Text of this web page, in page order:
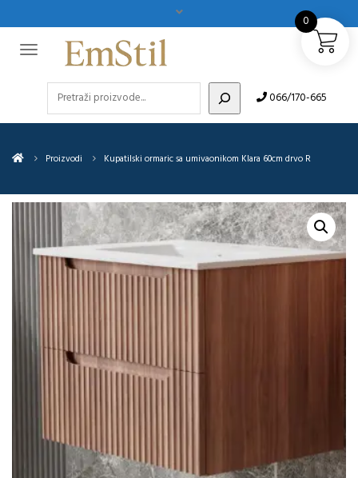
066/170-665
Proizvodi Kupatilski ormaric sa umivaonikom Klara 60cm drvo R
0